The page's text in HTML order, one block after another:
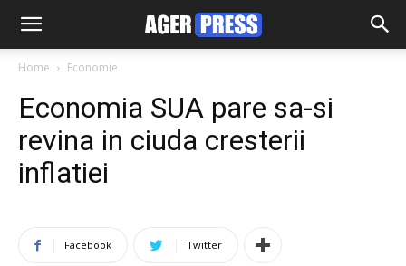
Home Economie
Economia SUA pare sa-si
revina in ciuda cresterii
inflatiei
Facebook Twitter